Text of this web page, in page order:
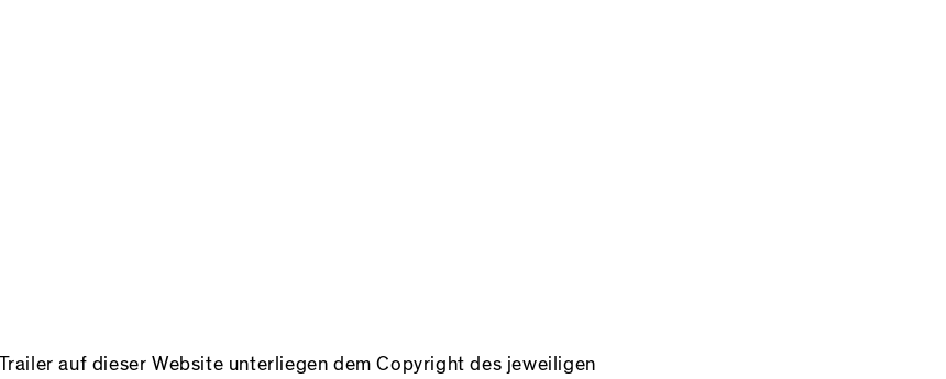
auf dieser Website unterliegen dem Copyright des jeweiligen